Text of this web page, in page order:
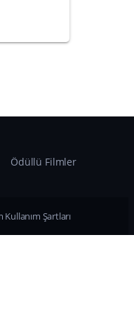
Ödüllü Filmler
Şartları